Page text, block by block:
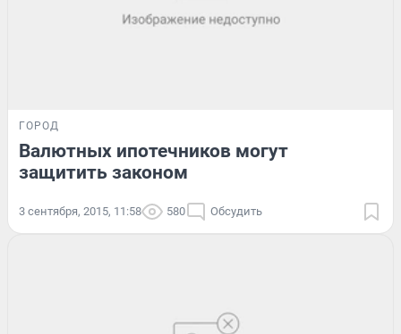
ГОРОД
Валютных ипотечников могут
защитить законом
3 сентября, 2015, 11:58 580 Обсудить